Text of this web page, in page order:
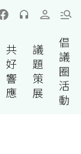
共
好
響
應
議
題
策
展
倡
議
圈
活
動